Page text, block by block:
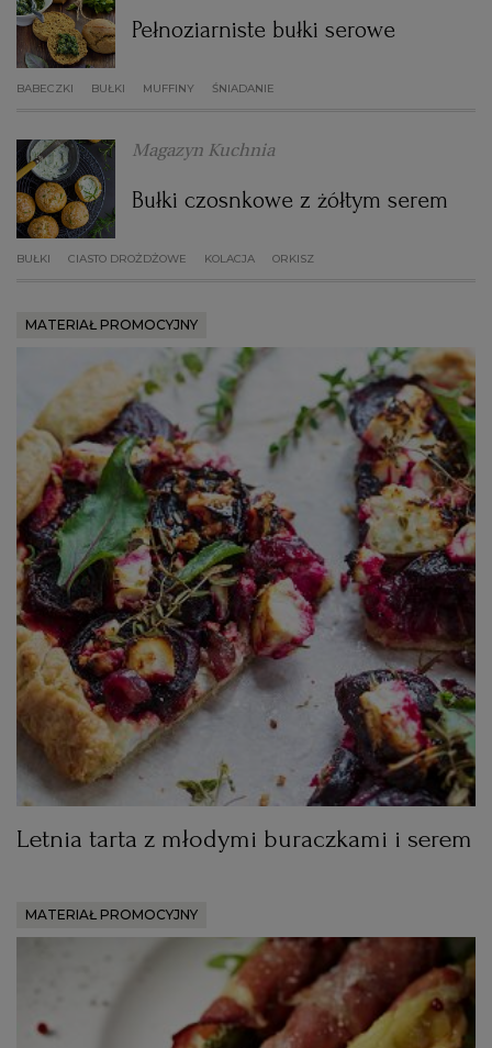
WROCŁAW
ZAKOPANE
ZIELONA GÓRA
Pełnoziarniste bułki serowe
BABECZKI BUŁKI MUFFINY ŚNIADANIE
Magazyn Kuchnia
Bułki czosnkowe z żółtym serem
BUŁKI CIASTO DROŻDŻOWE KOLACJA ORKISZ
MATERIAŁ PROMOCYJNY
Letnia tarta z młodymi buraczkami i serem
MATERIAŁ PROMOCYJNY